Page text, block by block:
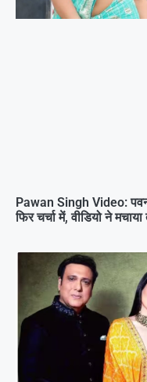
Pawan Singh Video:
फिर चर्चा में, वीडियो ने